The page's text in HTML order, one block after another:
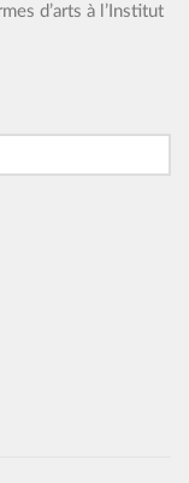
d’arts à l’Institut